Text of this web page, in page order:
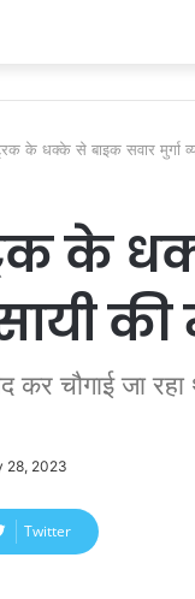
के धक्के से बाइक सवार मुर्गा
के
की
कर चौगाई जा
28, 2023
Twitter